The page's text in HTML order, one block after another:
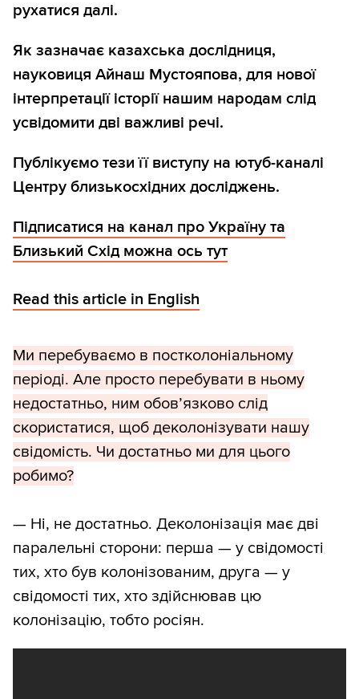
рухатися далі.
Як зазначає казахська дослідниця,
науковиця Айнаш Мустояпова, для нової
інтерпретації історії нашим народам слід
усвідомити дві важливі речі.
Публікуємо тези її виступу на ютуб-каналі
Центру близькосхідних досліджень.
Підписатися на канал про Україну та
Близький Схід можна ось тут
Read this article in English
Ми перебуваємо в постколоніальному
періоді. Але просто перебувати в ньому
недостатньо, ним обов’язково слід
скористатися, щоб деколонізувати нашу
свідомість. Чи достатньо ми для цього
робимо?
— Ні, не достатньо. Деколонізація має дві
паралельні сторони: перша — у свідомості
тих, хто був колонізованим, друга — у
свідомості тих, хто здійснював цю
колонізацію, тобто росіян.